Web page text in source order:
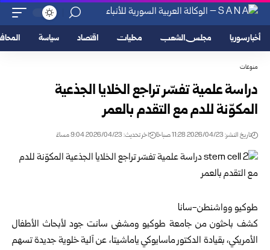
أخبار سوريا مجلس الشعب محليات اقتصاد سياسة
منوعات
دراسة علمية تفسّر تراجع الخلايا الجذعية
المكوّنة للدم مع التقدم بالعمر
تاريخ النشر: 2026/04/23 11:28 صباحًا اخر تحديث: 2026/04/23 9:04 مساءً
طوكيو وواشنطن-سانا
كشف باحثون من جامعة طوكيو ومشفى سانت جود لأبحاث الأطفال
الأمريكي، بقيادة الدكتور ماسايوكي ياماشيتا، عن آلية خلوية جديدة تسهم